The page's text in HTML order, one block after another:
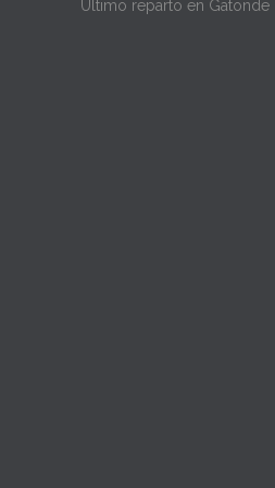
Último reparto en Gatonde